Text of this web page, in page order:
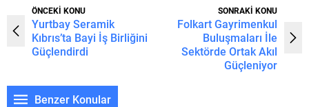
ÖNCEKİ KONU
Yurtbay Seramik
Kıbrıs’ta Bayi İş Birliğini
Güçlendirdi
SONRAKİ KONU
Folkart Gayrimenkul
Buluşmaları İle
Sektörde Ortak Akıl
Güçleniyor
Benzer Konular